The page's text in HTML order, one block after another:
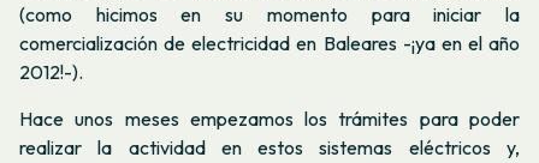
(como hicimos en su momento para iniciar la
comercialización de electricidad en Baleares -¡ya en el año
2012!-).
Hace unos meses empezamos los trámites para poder
realizar la actividad en estos sistemas eléctricos y,